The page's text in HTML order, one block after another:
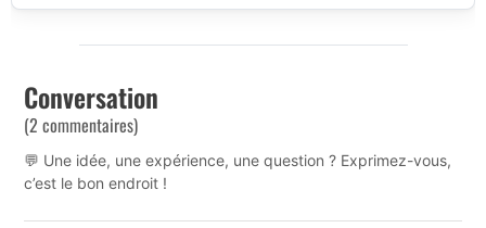
Conversation
(2 commentaires)
💬 Une idée, une expérience, une question ? Exprimez-vous,
c’est le bon endroit !